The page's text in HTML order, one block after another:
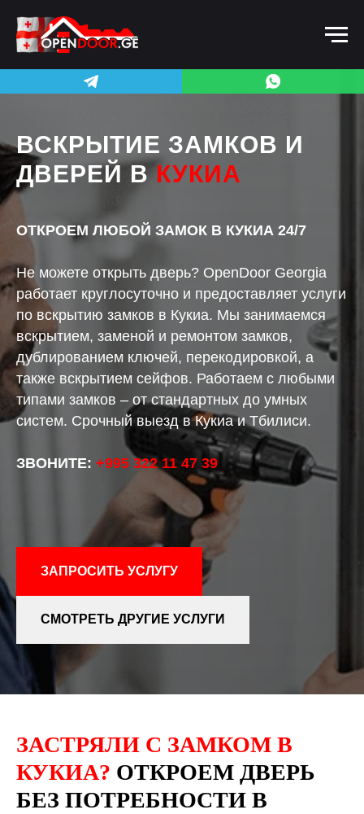
ВСКРЫТИЕ ЗАМКОВ И
ДВЕРЕЙ ВКУКИА
ОТКРОЕМ ЛЮБОЙ ЗАМОК В КУКИА 24/7
Не можете открыть дверь? OpenDoor Georgia
работает круглосуточно и предоставляет услуги
по вскрытию замков в Кукиа. Мы занимаемся
вскрытием, заменой и ремонтом замков,
дублированием ключей, перекодировкой, а
также вскрытием сейфов. Работаем с любыми
типами замков – от стандартных до умных
систем. Срочный выезд в Кукиа и Тбилиси.
ЗВОНИТЕ: +995 322 11 47 39
ЗАПРОСИТЬ УСЛУГУ
СМОТРЕТЬ ДРУГИЕ УСЛУГИ
ЗАСТРЯЛИ С ЗАМКОМ В
КУКИА? ОТКРОЕМ ДВЕРЬ
БЕЗ ПОТРЕБНОСТИ В